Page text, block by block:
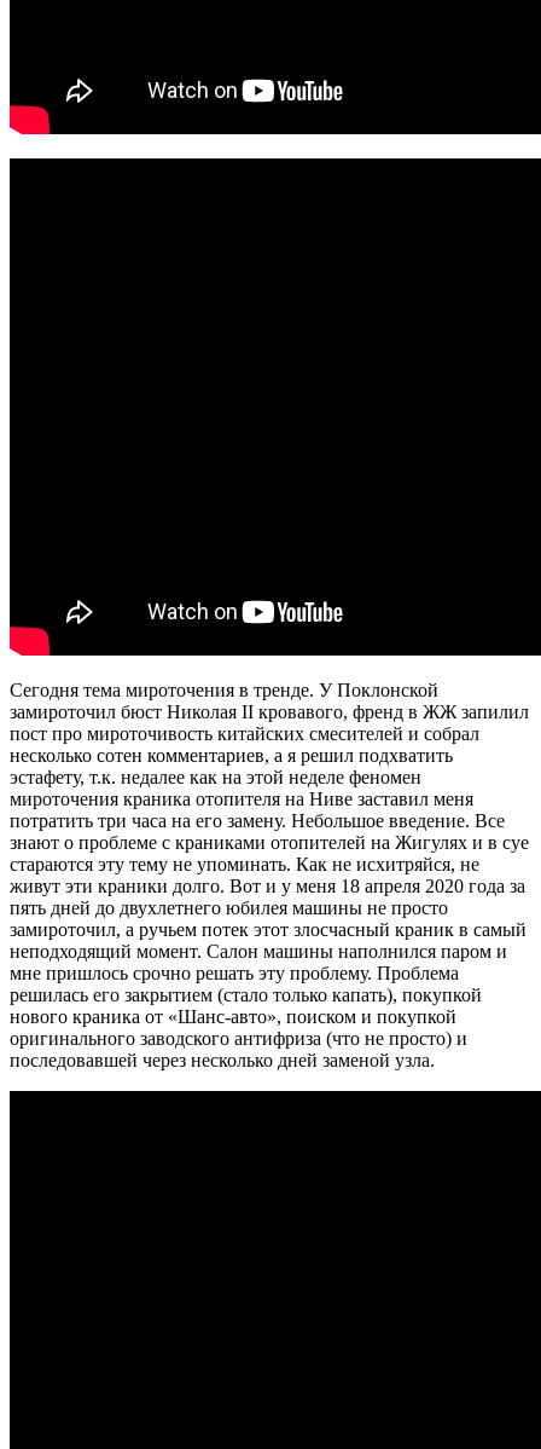
Сегодня тема мироточения в тренде. У Поклонской
замироточил бюст Николая II кровавого, френд в ЖЖ запилил
пост про мироточивость китайских смесителей и собрал
несколько сотен комментариев, а я решил подхватить
эстафету, т.к. недалее как на этой неделе феномен
мироточения краника отопителя на Ниве заставил меня
потратить три часа на его замену. Небольшое введение. Все
знают о проблеме с краниками отопителей на Жигулях и в суе
стараются эту тему не упоминать. Как не исхитряйся, не
живут эти краники долго. Вот и у меня 18 апреля 2020 года за
пять дней до двухлетнего юбилея машины не просто
замироточил, а ручьем потек этот злосчасный краник в самый
неподходящий момент. Салон машины наполнился паром и
мне пришлось срочно решать эту проблему. Проблема
решилась его закрытием (стало только капать), покупкой
нового краника от «Шанс-авто», поиском и покупкой
оригинального заводского антифриза (что не просто) и
последовавшей через несколько дней заменой узла.